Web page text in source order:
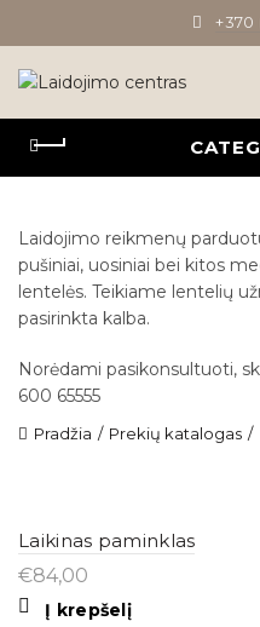
+370
Laidojimo reikmenų
pušiniai, uosiniai bei kitos
lentelės. Teikiame lentelių
pasirinkta kalba.
Norėdami pasikonsultuoti,
600 65555
Pradžia Prekių katalogas
Laikinas paminklas
€84,00
Į krepšelį